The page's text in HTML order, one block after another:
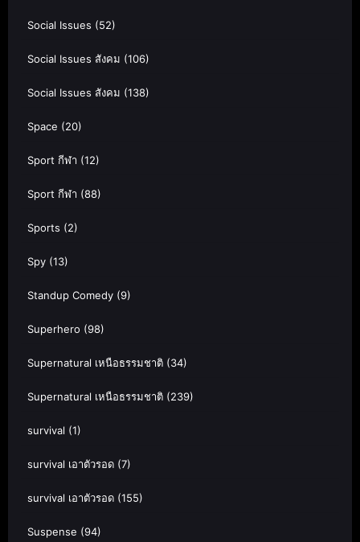
Social Issues (52)
Social Issues สังคม (106)
Social Issues สังคม (138)
Space (20)
Sport กีฬา (12)
Sport กีฬา (88)
Sports (2)
Spy (13)
Standup Comedy (9)
Superhero (98)
Supernatural เหนือธรรมชาติ (34)
Supernatural เหนือธรรมชาติ (239)
survival (1)
survival เอาตัวรอด (7)
survival เอาตัวรอด (155)
Suspense (94)